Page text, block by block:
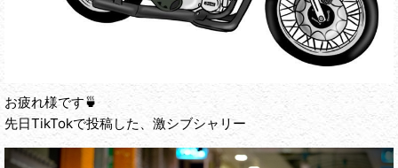
お疲れ様です🍵
先日TikTokで投稿した、激シブシャリー